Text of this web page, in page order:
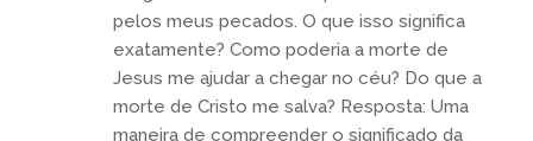
pelos meus pecados. O que isso significa
exatamente? Como poderia a morte de
Jesus me ajudar a chegar no céu? Do que a
morte de Cristo me salva? Resposta: Uma
maneira de compreender o significado da